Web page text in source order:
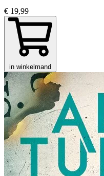
€ 19,99
in winkelmand